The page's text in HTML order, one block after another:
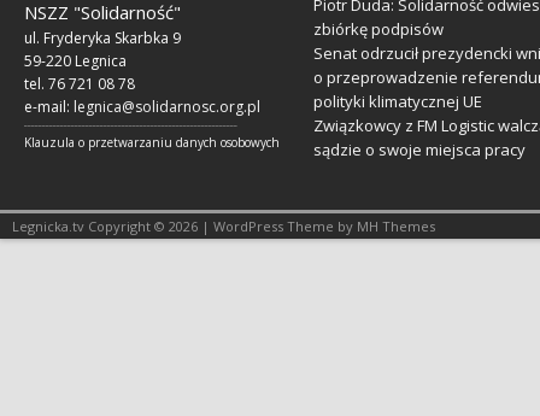
NSZZ "Solidarność"
ul. Fryderyka Skarbka 9
59-220 Legnica
tel. 76 721 08 78
e-mail: legnica@solidarnosc.org.pl
Klauzula o przetwarzaniu danych osobowych
Piotr Duda: Solidarność
zbiórkę podpisów
Senat odrzucił prezydencki
o przeprowadzenie
polityki klimatycznej UE
Związkowcy z FM Logistic
sądzie o swoje miejsca pracy
Legnicka.tv Copyright © 2026 | WordPress Theme by MH Themes